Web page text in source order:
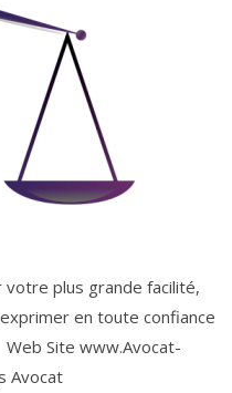
plus grande facilité,
en toute confiance
Site www.Avocat-
Avocat